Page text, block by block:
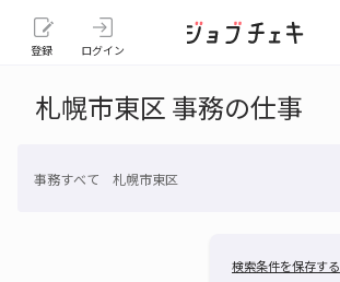
登録 ログイン
札幌市東区 事務の仕事
事務すべて 札幌市東区
検索条件を保存する